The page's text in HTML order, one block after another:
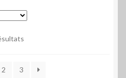
2 3